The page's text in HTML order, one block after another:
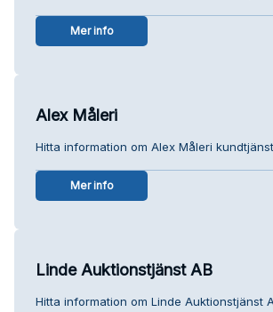
Mer info
Alex Måleri
Hitta information om Alex Måleri
Mer info
Linde Auktionstjänst AB
Hitta information om Linde Auktionstjänst